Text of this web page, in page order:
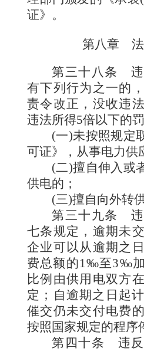
证》。
第八章 法
第三十八条
有下列行为之一的
责令改正，没收违
违法所得5倍以下的罚
(一)未按照规定
可证》，从事电力供
(二)擅自伸入或
供电的；
(三)擅自向外转
第三十九条
七条规定，逾期未
企业可以从逾期之
费总额的1‰至3‰
比例由供用电双方
定；自逾期之日起
催交仍未交付电费
按照国家规定的程序
第四十条 违